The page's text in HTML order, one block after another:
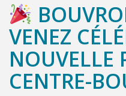
VENEZ
NOUVELLE
CENTRE-